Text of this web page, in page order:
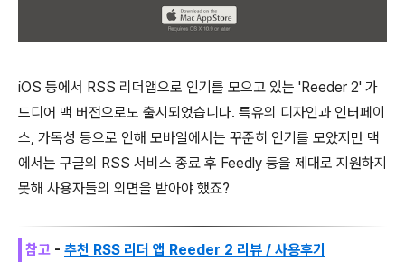
iOS 등에서 RSS 리더앱으로 인기를 모으고 있는 'Reeder 2' 가
드디어 맥 버전으로도 출시되었습니다. 특유의 디자인과 인터페이
스, 가독성 등으로 인해 모바일에서는 꾸준히 인기를 모았지만 맥
에서는 구글의 RSS 서비스 종료 후 Feedly 등을 제대로 지원하지
못해 사용자들의 외면을 받아야 했죠?
참고 - 추천 RSS 리더 앱 Reeder 2 리뷰 / 사용후기